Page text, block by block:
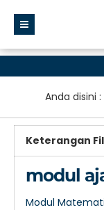
Anda disini :
Keterangan
modul
Modul